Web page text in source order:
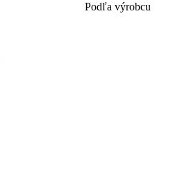
Podľa výrobcu